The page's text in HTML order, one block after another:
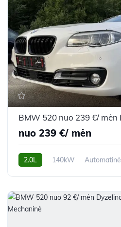
nuo 239 €/ mėn
2.0L 140kW Automatinė